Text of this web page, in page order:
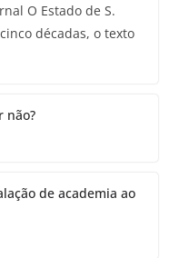
O Estado de S.
décadas, o texto
não?
de academia ao